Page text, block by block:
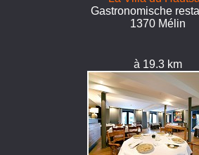
Gastronomische
1370 Mélin
à 19.3 km